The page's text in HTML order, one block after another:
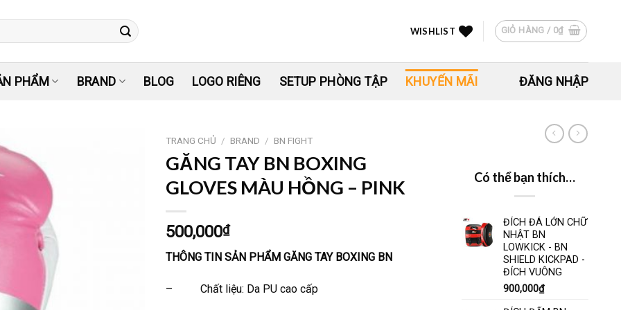
WISHLIST GIỎ HÀNG / 0₫
PHẨM BRAND BLOG LOGO RIÊNG SETUP PHÒNG TẬP KHUYẾN MÃI ĐĂNG NHẬP
TRANG CHỦ / BRAND / BN FIGHT
GĂNG TAY BN BOXING
GLOVES MÀU HỒNG – PINK
500,000₫
THÔNG TIN SẢN PHẨM GĂNG TAY BOXING BN
– Chất liệu: Da PU cao cấp
Có thể bạn thích…
ĐÍCH ĐÁ LỚN CHỮ
NHẬT BN
LOWKICK - BN
SHIELD KICKPAD -
ĐÍCH VUÔNG
900,000₫